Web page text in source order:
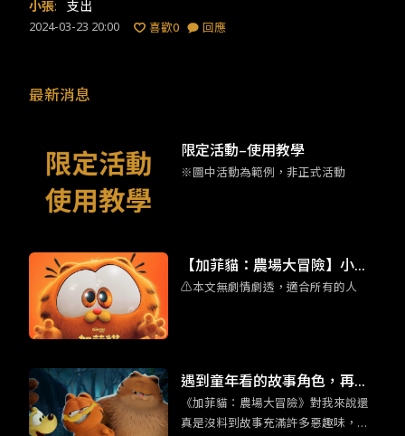
小張: 支出
2024-03-23 20:00 喜歡0 回應
最新消息
限定活動–使用教學
※圖中活動為範例，非正式活動
【加菲貓：農場大冒險】小加
菲擄獲人心 彩蛋滿滿的家庭喜
⚠️本文無劇情劇透，適合所有的人
遇到童年看的故事角色，再世
故的大人們，也會回到孩提時
期的模樣。
《加菲貓：農場大冒險》對我來說還
真是沒料到故事充滿許多惡趣味，外